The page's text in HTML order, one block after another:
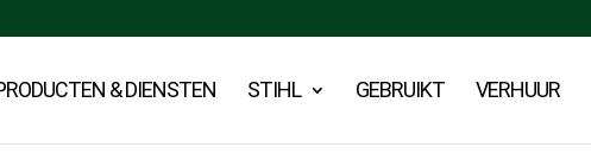
& DIENSTEN STIHL GEBRUIKT VERHUUR